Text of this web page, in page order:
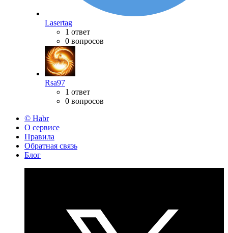
Lasertag
1 ответ
0 вопросов
Rsa97
1 ответ
0 вопросов
© Habr
О сервисе
Правила
Обратная связь
Блог